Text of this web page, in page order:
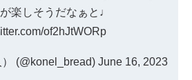
楽しそうだなぁと♩
of2hJtWORp
(@konel_bread) June 16, 2023